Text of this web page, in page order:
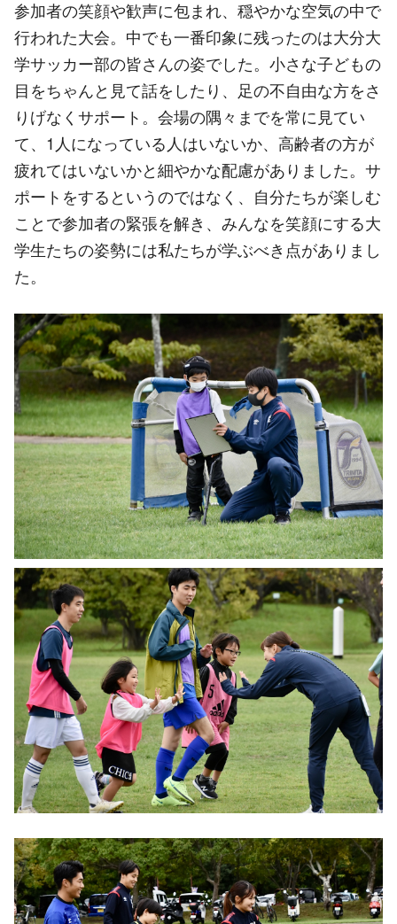
参加者の笑顔や歓声に包まれ、穏やかな空気の中で
行われた大会。中でも一番印象に残ったのは大分大
学サッカー部の皆さんの姿でした。小さな子どもの
目をちゃんと見て話をしたり、足の不自由な方をさ
りげなくサポート。会場の隅々までを常に見てい
て、1人になっている人はいないか、高齢者の方が
疲れてはいないかと細やかな配慮がありました。サ
ポートをするというのではなく、自分たちが楽しむ
ことで参加者の緊張を解き、みんなを笑顔にする大
学生たちの姿勢には私たちが学ぶべき点がありまし
た。